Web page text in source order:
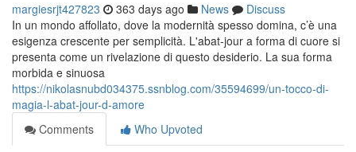
margiesrjt427823 363 days ago News
Discuss
In un mondo affollato, dove la modernità spesso domina, c’è una
esigenza crescente per semplicità. L'abat-jour a forma di cuore si
presenta come un rivelazione di questo desiderio. La sua forma
morbida e sinuosa
https://nikolasnubd034375.ssnblog.com/35594699/un-tocco-di-
magia-l-abat-jour-d-amore
Comments
Who Upvoted